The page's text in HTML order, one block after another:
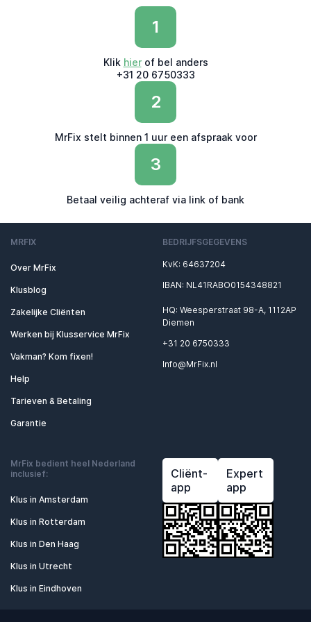
1
Klik hierof bel anders
+31 20 6750333
2
MrFix stelt binnen 1 uur een afspraak voor
3
Betaal veilig achteraf via link of bank
MRFIX
Over MrFix
Klusblog
Zakelijke Cliënten
Werken bij Klusservice MrFix
Vakman? Kom fixen!
Help
Tarieven & Betaling
Garantie
BEDRIJFSGEGEVENS
KvK: 64637204
IBAN: NL41RABO0154348821
HQ: Weesperstraat 98-A, 1112AP
Diemen
+31 20 6750333
Info@MrFix.nl
MrFix bedient heel Nederland
inclusief:
Klus in Amsterdam
Klus in Rotterdam
Klus in Den Haag
Klus in Utrecht
Klus in Eindhoven
Cliënt-
app
Expert
app